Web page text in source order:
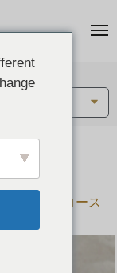
イン集
紹介します
ペアリングコース